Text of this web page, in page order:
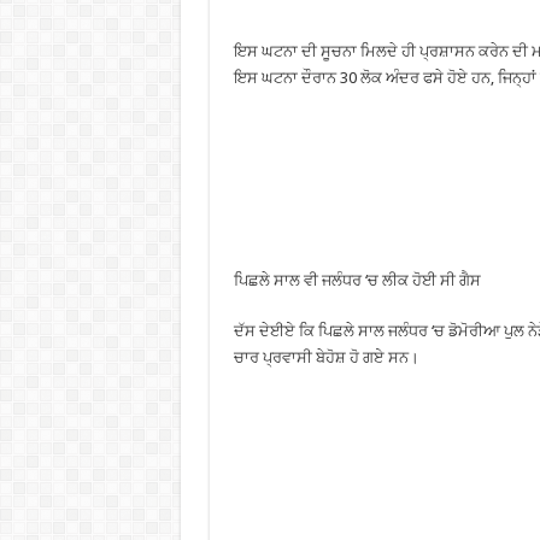
ਇਸ ਘਟਨਾ ਦੀ ਸੂਚਨਾ ਮਿਲਦੇ ਹੀ ਪ੍ਰਸ਼ਾਸਨ ਕਰੇਨ ਦੀ
ਇਸ ਘਟਨਾ ਦੌਰਾਨ 30 ਲੋਕ ਅੰਦਰ ਫਸੇ ਹੋਏ ਹਨ, ਜਿਨ੍ਹਾਂ
ਪਿਛਲੇ ਸਾਲ ਵੀ ਜਲੰਧਰ ‘ਚ ਲੀਕ ਹੋਈ ਸੀ ਗੈਸ
ਦੱਸ ਦੇਈਏ ਕਿ ਪਿਛਲੇ ਸਾਲ ਜਲੰਧਰ ‘ਚ ਡੋਮੋਰੀਆ ਪੁਲ
ਚਾਰ ਪ੍ਰਵਾਸੀ ਬੇਹੋਸ਼ ਹੋ ਗਏ ਸਨ।